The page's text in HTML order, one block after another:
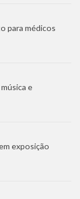
para médicos
e
exposição